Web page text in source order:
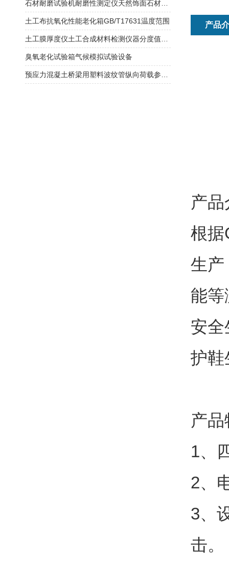
产品
产
根据
生产
能等
安全
护鞋
产
1、
2、
3、
击。
土工布抗氧化性能老化箱GB/T17631温度范围
臭氧老化试验箱气候模拟试验设备